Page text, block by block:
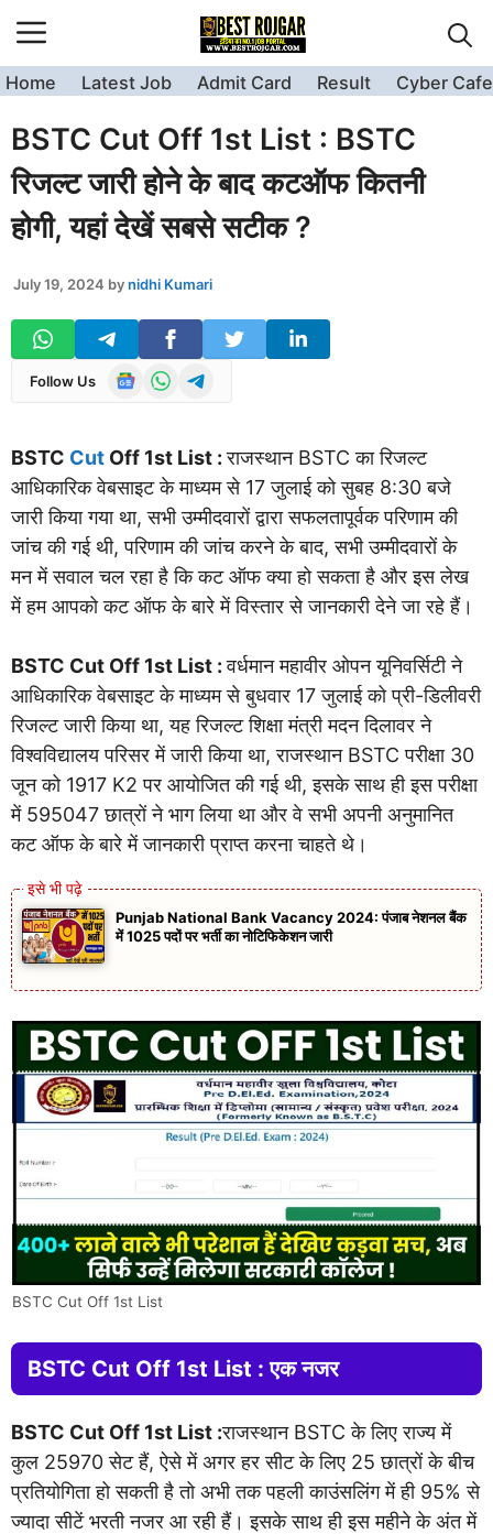
to
content
Home Latest Job Admit Card Result Cyber Cafe
BSTC Cut Off 1st List : BSTC
रिजल्ट जारी होने के बाद कटऑफ कितनी
होगी, यहां देखें सबसे सटीक ?
July 19, 2024 bynidhi Kumari
Follow Us
BSTC Cut Off 1st List :राजस्थान BSTC का रिजल्ट
आधिकारिक वेबसाइट के माध्यम से 17 जुलाई को सुबह 8:30 बजे
जारी किया गया था, सभी उम्मीदवारों द्वारा सफलतापूर्वक परिणाम की
जांच की गई थी, परिणाम की जांच करने के बाद, सभी उम्मीदवारों के
मन में सवाल चल रहा है कि कट ऑफ क्या हो सकता है और इस लेख
में हम आपको कट ऑफ के बारे में विस्तार से जानकारी देने जा रहे हैं।
BSTC Cut Off 1st List :वर्धमान महावीर ओपन यूनिवर्सिटी ने
आधिकारिक वेबसाइट के माध्यम से बुधवार 17 जुलाई को प्री-डिलीवरी
रिजल्ट जारी किया था, यह रिजल्ट शिक्षा मंत्री मदन दिलावर ने
विश्वविद्यालय परिसर में जारी किया था, राजस्थान BSTC परीक्षा 30
जून को 1917 K2 पर आयोजित की गई थी, इसके साथ ही इस परीक्षा
में 595047 छात्रों ने भाग लिया था और वे सभी अपनी अनुमानित
कट ऑफ के बारे में जानकारी प्राप्त करना चाहते थे।
Punjab National Bank Vacancy 2024: पंजाब नेशनल बैंक
में 1025 पदों पर भर्ती का नोटिफिकेशन जारी
BSTC Cut Off 1st List
BSTC Cut Off 1st List : एक नजर
BSTC Cut Off 1st List :राजस्थान BSTC के लिए राज्य में
कुल 25970 सेट हैं, ऐसे में अगर हर सीट के लिए 25 छात्रों के बीच
प्रतियोगिता हो सकती है तो अभी तक पहली काउंसलिंग में ही 95% से
ज्यादा सीटें भरती नजर आ रही हैं। इसके साथ ही इस महीने के अंत में